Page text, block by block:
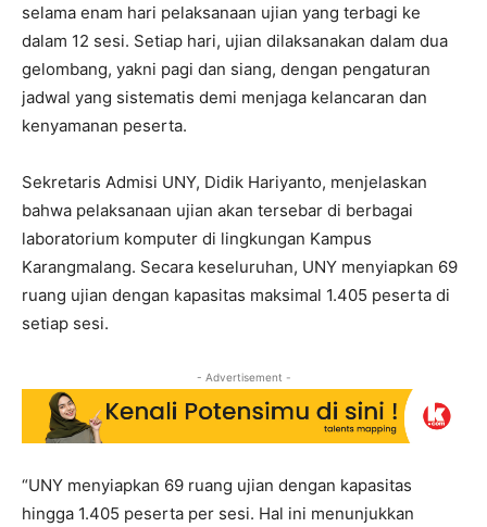
selama enam hari pelaksanaan ujian yang terbagi ke
dalam 12 sesi. Setiap hari, ujian dilaksanakan dalam dua
gelombang, yakni pagi dan siang, dengan pengaturan
jadwal yang sistematis demi menjaga kelancaran dan
kenyamanan peserta.
Sekretaris Admisi UNY, Didik Hariyanto, menjelaskan
bahwa pelaksanaan ujian akan tersebar di berbagai
laboratorium komputer di lingkungan Kampus
Karangmalang. Secara keseluruhan, UNY menyiapkan 69
ruang ujian dengan kapasitas maksimal 1.405 peserta di
setiap sesi.
- Advertisement -
“UNY menyiapkan 69 ruang ujian dengan kapasitas
hingga 1.405 peserta per sesi. Hal ini menunjukkan